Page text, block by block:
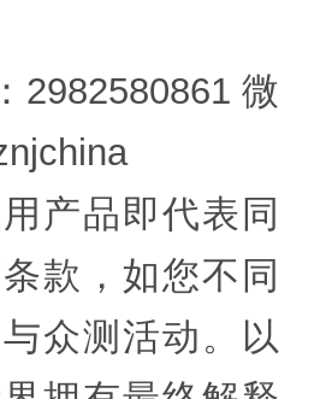
2982580861 微
产品即代表同
款，如您不同
众测活动。以